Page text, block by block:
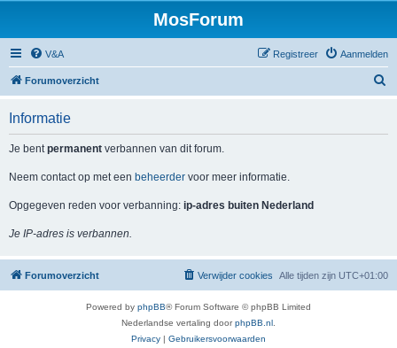
MosForum
V&A Aanmelden
Registreer
Forumoverzicht
Informatie
Je bentpermanent verbannen van dit forum.
Neem contact op met een beheerder voor meer informatie.
Opgegeven reden voor verbanning: ip-adres buiten Nederland
Je IP-adres is verbannen.
Forumoverzicht Alle tijden zijn UTC+01:00
Verwijder cookies
Powered by phpBB® Forum Software © phpBB Limited
Nederlandse vertaling doorphpBB.nl
Privacy | Gebruikersvoorwaarden